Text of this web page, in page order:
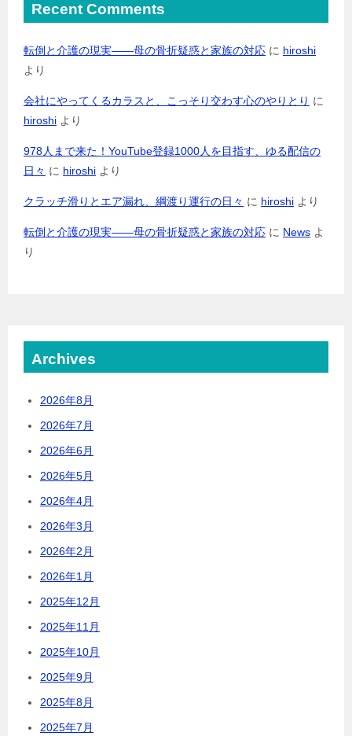
Recent Comments
転倒と介護の現実――母の骨折疑惑と家族の対応 に hiroshi
より
会社にやってくるカラスと、こっそり交わす心のやりとり に
hiroshi より
978人まで来た！YouTube登録1000人を目指す、ゆる配信の
日々 に hiroshi より
クラッチ滑りとエア漏れ、綱渡り運行の日々 に hiroshi より
転倒と介護の現実――母の骨折疑惑と家族の対応 に News よ
り
Archives
2026年8月
2026年7月
2026年6月
2026年5月
2026年4月
2026年3月
2026年2月
2026年1月
2025年12月
2025年11月
2025年10月
2025年9月
2025年8月
2025年7月